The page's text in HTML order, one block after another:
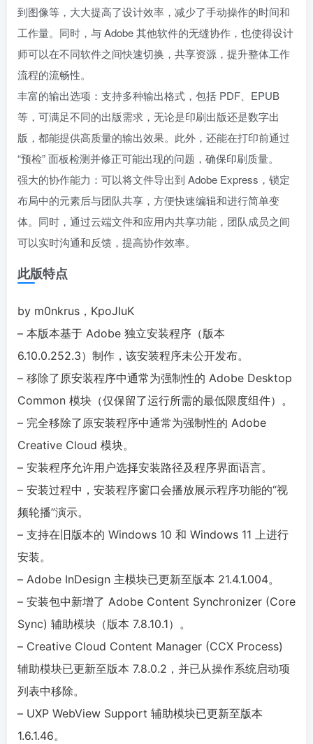
到图像等，大大提高了设计效率，减少了手动操作的时间和
工作量。同时，与 Adobe 其他软件的无缝协作，也使得设计
师可以在不同软件之间快速切换，共享资源，提升整体工作
流程的流畅性。
丰富的输出选项：支持多种输出格式，包括 PDF、EPUB
等，可满足不同的出版需求，无论是印刷出版还是数字出
版，都能提供高质量的输出效果。此外，还能在打印前通过
“预检” 面板检测并修正可能出现的问题，确保印刷质量。
强大的协作能力：可以将文件导出到 Adobe Express，锁定
布局中的元素后与团队共享，方便快速编辑和进行简单变
体。同时，通过云端文件和应用内共享功能，团队成员之间
可以实时沟通和反馈，提高协作效率。
此版特点
by m0nkrus，KpoJIuK
– 本版本基于 Adob​​e 独立安装程序（版本
6.10.0.252.3）制作，该安装程序未公开发布。
– 移除了原安装程序中通常为强制性的 Adob​​e Desktop
Common 模块（仅保留了运行所需的最低限度组件）。
– 完全移除了原安装程序中通常为强制性的 Adob​​e
Creative Cloud 模块。
– 安装程序允许用户选择安装路径及程序界面语言。
– 安装过程中，安装程序窗口会播放展示程序功能的“视
频轮播”演示。
– 支持在旧版本的 Windows 10 和 Windows 11 上进行
安装。
– Adob​​e InDesign 主模块已更新至版本 21.4.1.004。
– 安装包中新增了 Adob​​e Content Synchronizer (Core
Sync) 辅助模块（版本 7.8.10.1）。
– Creative Cloud Content Manager (CCX Process)
辅助模块已更新至版本 7.8.0.2，并已从操作系统启动项
列表中移除。
– UXP WebView Support 辅助模块已更新至版本
1.6.1.46。